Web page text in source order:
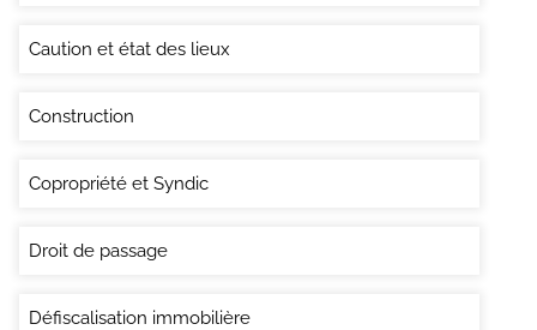
Caution et état des lieux
Construction
Copropriété et Syndic
Droit de passage
Défiscalisation immobilière